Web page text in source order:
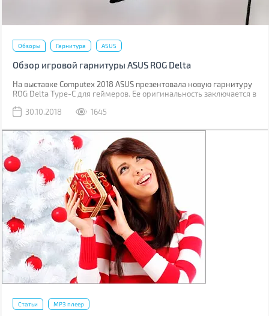
Обзоры Гарнитура ASUS
Обзор игровой гарнитуры ASUS ROG Delta
На выставке Computex 2018 ASUS презентовала новую гарнитуру
ROG Delta Type-C для геймеров. Ее оригинальность заключается в
преобразователе и радужной RGB подсветке. А подключается она
30.10.2018 1645
Статьи MP3 плеер